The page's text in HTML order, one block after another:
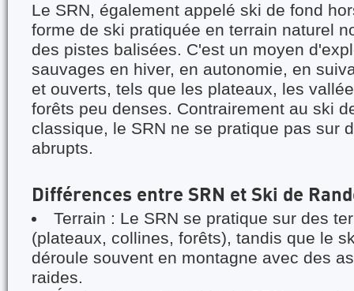
Le SRN, également appelé ski de fond
forme de ski pratiquée en terrain naturel
des pistes balisées. C'est un moyen
sauvages en hiver, en autonomie, en
et ouverts, tels que les plateaux, les
forêts peu denses. Contrairement au ski
classique, le SRN ne se pratique pas sur
abrupts.
Différences entre SRN et Ski de
Terrain : Le SRN se pratique sur des
(plateaux, collines, forêts), tandis que le
déroule souvent en montagne avec des
raides.